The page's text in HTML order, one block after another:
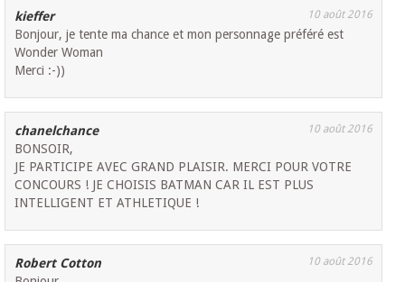
kieffer 10 août 2016
Bonjour, je tente ma chance et mon personnage préféré est
Wonder Woman
Merci :-))
chanelchance 10 août 2016
BONSOIR,
JE PARTICIPE AVEC GRAND PLAISIR. MERCI POUR VOTRE
CONCOURS ! JE CHOISIS BATMAN CAR IL EST PLUS
INTELLIGENT ET ATHLETIQUE !
Robert Cotton 10 août 2016